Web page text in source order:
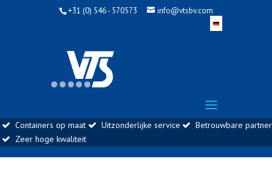
+31 (0) 546 - 570573 info@vtsbv.com
Containers op maat Uitzonderlijke service
Betrouwbare partner
Zeer hoge kwaliteit